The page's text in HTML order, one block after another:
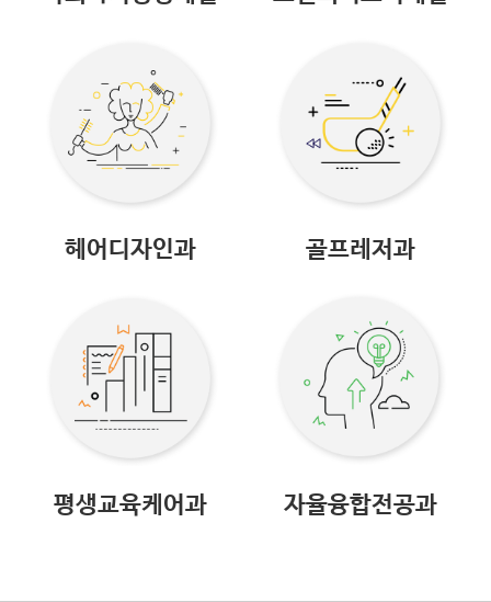
헤어디자인과 골프레저과
평생교육케어과 자율융합전공과